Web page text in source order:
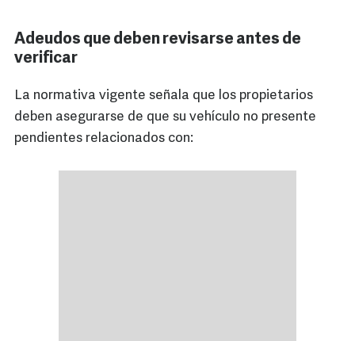
Adeudos que deben revisarse antes de
verificar
La normativa vigente señala que los propietarios
deben asegurarse de que su vehículo no presente
pendientes relacionados con: